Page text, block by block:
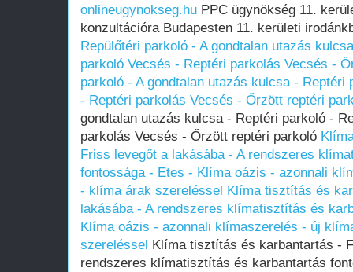
onlineugynokseg.hu PPC ügynökség 11.
konzultációra Budapesten 11. kerületi
Repülőtéri parkoló - A gondtalan utazás
parkoló Vecsés - Reptéri parkolás Vecsés -
parkoló - A gondtalan utazás kulcsa -
- Reptéri parkolás Vecsés - Őrzött reptéri
gondtalan utazás kulcsa - Reptéri parkoló -
parkolás Vecsés - Őrzött reptéri parkoló
Friss levegőt a lakásába - A rendszeres
fontossága - Etes - Klíma oázis - azonnali
- klíma árak szereléssel Klíma tisztítás és
lakásába - A rendszeres klímatisztítás és
Klíma oázis - azonnali klímaszerelés - új
szereléssel Klíma tisztítás és karbantartás -
rendszeres klímatisztítás és karbantartás